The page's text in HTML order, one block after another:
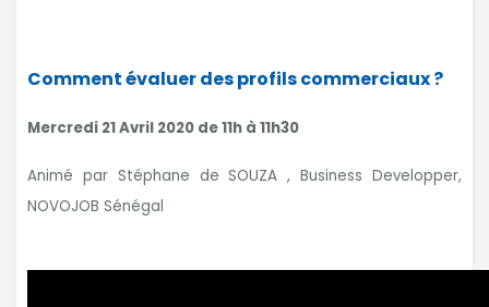
Comment évaluer des profils commerciaux ?
Mercredi 21 Avril 2020 de 11h à 11h30
Animé par Stéphane de SOUZA , Business Developper,
NOVOJOB Sénégal